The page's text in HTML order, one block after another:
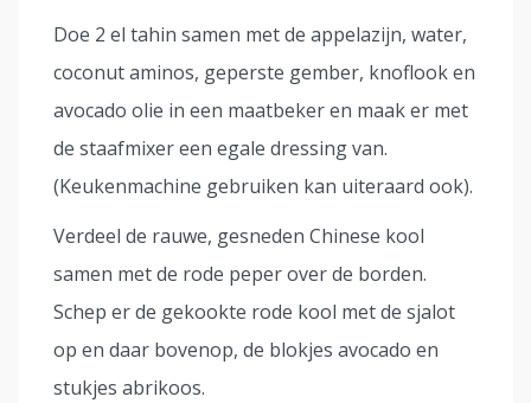
Doe 2 el tahin samen met de appelazijn, water,
coconut aminos, geperste gember, knoflook en
avocado olie in een maatbeker en maak er met
de staafmixer een egale dressing van.
(Keukenmachine gebruiken kan uiteraard ook).
Verdeel de rauwe, gesneden Chinese kool
samen met de rode peper over de borden.
Schep er de gekookte rode kool met de sjalot
op en daar bovenop, de blokjes avocado en
stukjes abrikoos.